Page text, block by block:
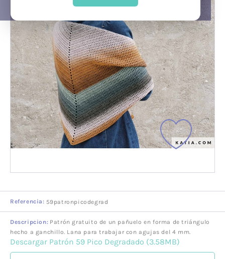
Referencia: 59patronpicodegrad
Descripcion: Patrón gratuito de un pañuelo en forma de triángulo
hecho a ganchillo. Lana para trabajar con agujas del 4 mm.
Descargar Patrón 59 Pico Degradado (3.58MB)